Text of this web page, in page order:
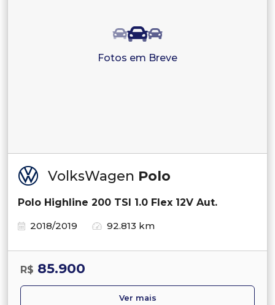
Fotos em Breve
VolksWagen Polo
Polo Highline 200 TSI 1.0 Flex 12V Aut.
2018/2019
92.813 km
R$ 85.900
Ver mais